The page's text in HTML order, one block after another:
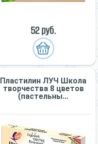
52 руб.
Пластилин ЛУЧ Школа
творчества 8 цветов
(пастельны...